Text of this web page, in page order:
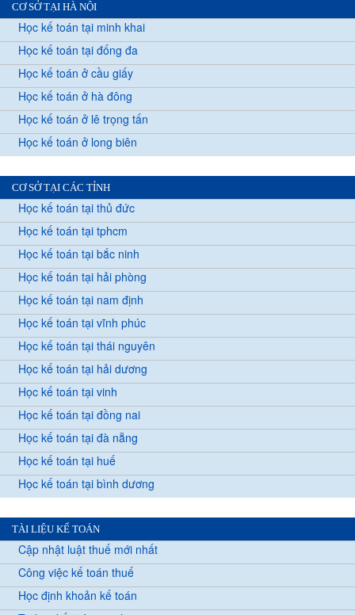
CƠ SỞ TẠI HÀ NỘI
Học kế toán tại minh khai
Học kế toán tại đống đa
Học kế toán ở cầu giấy
Học kế toán ở hà đông
Học kế toán ở lê trọng tấn
Học kế toán ở long biên
CƠ SỞ TẠI CÁC TỈNH
Học kế toán tại thủ đức
Học kế toán tại tphcm
Học kế toán tại bắc ninh
Học kế toán tại hải phòng
Học kế toán tại nam định
Học kế toán tại vĩnh phúc
Học kế toán tại thái nguyên
Học kế toán tại hải dương
Học kế toán tại vinh
Học kế toán tại đồng nai
Học kế toán tại đà nẵng
Học kế toán tại huế
Học kế toán tại bình dương
TÀI LIỆU KẾ TOÁN
Cập nhật luật thuế mới nhất
Công việc kế toán thuế
Học định khoản kế toán